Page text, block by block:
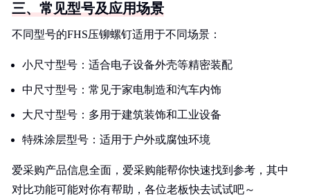
三、常见型号及应用场景
不同型号的FHS压铆螺钉适用于不同场景：
小尺寸型号：适合电子设备外壳等精密装配
中尺寸型号：常见于家电制造和汽车内饰
大尺寸型号：多用于建筑装饰和工业设备
特殊涂层型号：适用于户外或腐蚀环境
爱采购产品信息全面，爱采购能帮你快速找到参考，其中
对比功能可能对你有帮助，各位老板快去试试吧～